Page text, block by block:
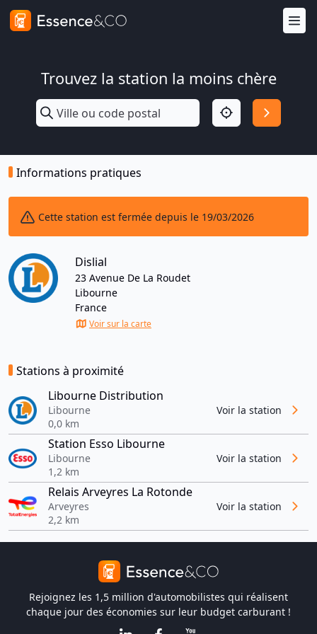
Trouvez la station la moins chère
Informations pratiques
Cette station est fermée depuis le 19/03/2026
Dislial
23 Avenue De La Roudet
Libourne
France
Voir sur la carte
Stations à proximité
Libourne Distribution
Libourne
0,0 km
Voir la station
Station Esso Libourne
Libourne
1,2 km
Voir la station
Relais Arveyres La Rotonde
Arveyres
2,2 km
Voir la station
Rejoignez les 1,5 million d'automobilistes qui réalisent
chaque jour des économies sur leur budget carburant !